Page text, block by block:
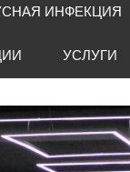
ИНФЕКЦИЯ
УСЛУГИ